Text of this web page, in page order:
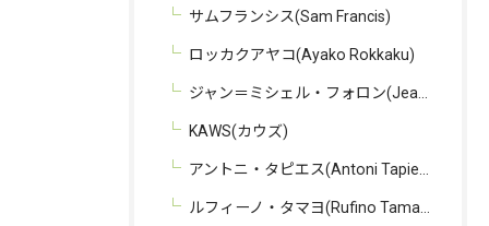
サムフランシス(Sam Francis)
ロッカクアヤコ(Ayako Rokkaku)
ジャン＝ミシェル・フォロン(Jean-Michel Folon)
KAWS(カウズ)
アントニ・タピエス(Antoni Tapies)
ルフィーノ・タマヨ(Rufino Tamayo)